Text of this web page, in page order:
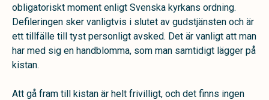
obligatoriskt moment enligt Svenska kyrkans ordning.
Defileringen sker vanligtvis i slutet av gudstjänsten och är
ett tillfälle till tyst personligt avsked. Det är vanligt att man
har med sig en handblomma, som man samtidigt lägger på
kistan.
Att gå fram till kistan är helt frivilligt, och det finns ingen